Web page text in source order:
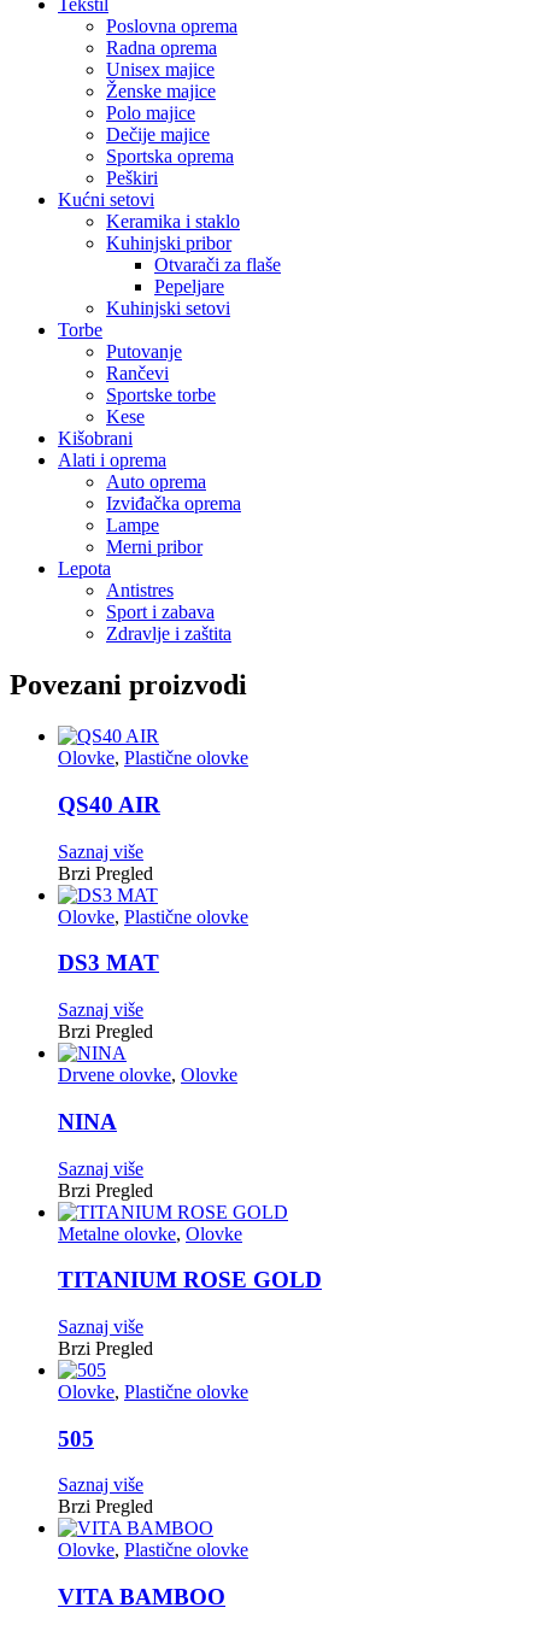
Tekstil
Poslovna oprema
Radna oprema
Unisex majice
Ženske majice
Polo majice
Dečije majice
Sportska oprema
Peškiri
Kućni setovi
Keramika i staklo
Kuhinjski pribor
Otvarači za flaše
Pepeljare
Kuhinjski setovi
Torbe
Putovanje
Rančevi
Sportske torbe
Kese
Kišobrani
Alati i oprema
Auto oprema
Izviđačka oprema
Lampe
Merni pribor
Lepota
Antistres
Sport i zabava
Zdravlje i zaštita
Povezani proizvodi
Olovke, Plastične olovke
QS40 AIR
Saznaj više
Brzi Pregled
Olovke, Plastične olovke
DS3 MAT
Saznaj više
Brzi Pregled
Drvene olovke, Olovke
NINA
Saznaj više
Brzi Pregled
Metalne olovke, Olovke
TITANIUM ROSE GOLD
Saznaj više
Brzi Pregled
Olovke, Plastične olovke
505
Saznaj više
Brzi Pregled
Olovke, Plastične olovke
VITA BAMBOO